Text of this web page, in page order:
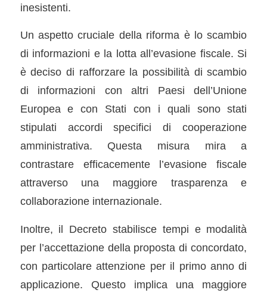
inesistenti.
Un aspetto cruciale della riforma è lo scambio
di informazioni e la lotta all’evasione fiscale. Si
è deciso di rafforzare la possibilità di scambio
di informazioni con altri Paesi dell’Unione
Europea e con Stati con i quali sono stati
stipulati accordi specifici di cooperazione
amministrativa. Questa misura mira a
contrastare efficacemente l’evasione fiscale
attraverso una maggiore trasparenza e
collaborazione internazionale.
Inoltre, il Decreto stabilisce tempi e modalità
per l’accettazione della proposta di concordato,
con particolare attenzione per il primo anno di
applicazione. Questo implica una maggiore